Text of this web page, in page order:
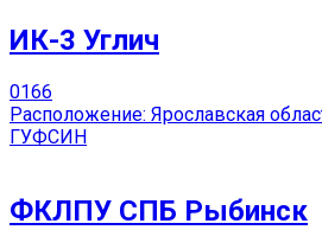
ИК-3 Углич
0166
Расположение: Ярославская
ГУФСИН
ФКЛПУ СПБ Рыбинск